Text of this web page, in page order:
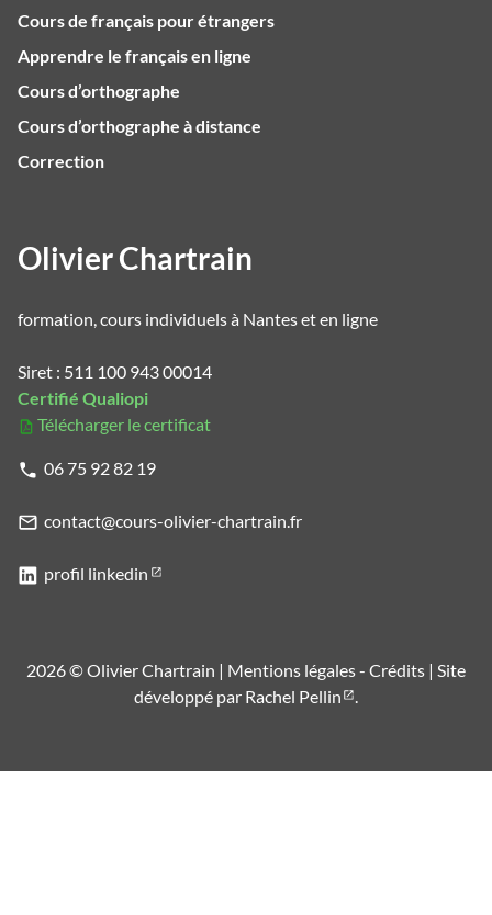
Cours de français pour étrangers
Apprendre le français en ligne
Cours d’orthographe
Cours d’orthographe à distance
Correction
Olivier Chartrain
formation, cours individuels à Nantes et en ligne
Siret : 511 100 943 00014
Certifié Qualiopi
Télécharger le certificat
06 75 92 82 19
contact@cours-olivier-chartrain.fr
profil linkedin
2026 © Olivier Chartrain | Mentions légales- Crédits | Site
développé par Rachel Pellin .